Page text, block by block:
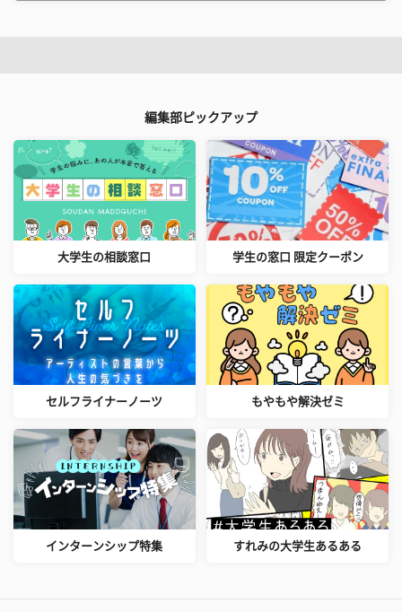
編集部ピックアップ
大学生の相談窓口 学生の窓口 限定クーポン
セルフライナーノーツ もやもや解決ゼミ
インターンシップ特集 すれみの大学生あるある